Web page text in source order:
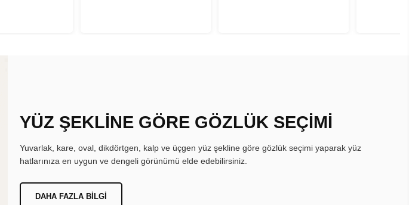
YÜZ ŞEKLİNE GÖRE GÖZLÜK SEÇİMİ
Yuvarlak, kare, oval, dikdörtgen, kalp ve üçgen yüz şekline göre gözlük seçimi yaparak yüz
hatlarınıza en uygun ve dengeli görünümü elde edebilirsiniz.
DAHA FAZLA BILGI